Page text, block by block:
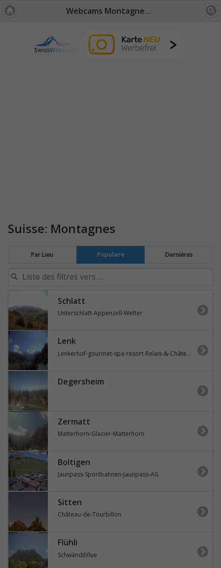
Webcams Montagnes: Suisse
Suisse: Montagnes
Par Lieu Populaire Dernières
Schlatt
Unterschlatt-Appenzell-Wetter
Lenk
Lenkerhof-gourmet-spa-resort-Relais-&-Châteaux
Degersheim
Zermatt
Matterhorn-Glacier-Matterhorn
Boltigen
Jaunpass-Sportbahnen-Jaunpass-AG
Sitten
Château-de-Tourbillon
Flühli
Schwändiliflue